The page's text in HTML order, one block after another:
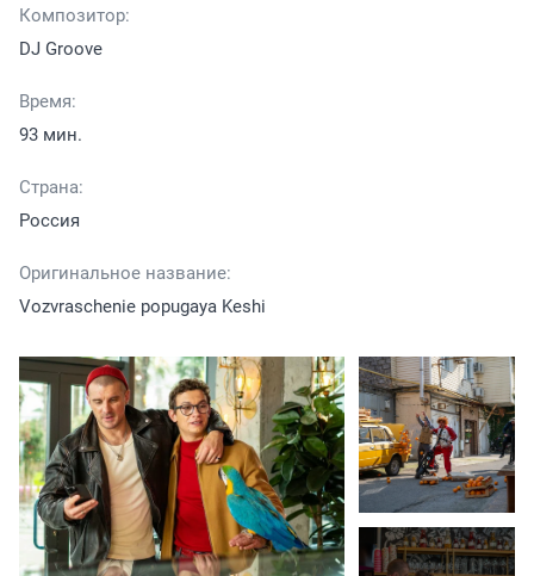
Композитор:
DJ Groove
Время:
93 мин.
Страна:
Россия
Оригинальное название:
Vozvraschenie popugaya Keshi